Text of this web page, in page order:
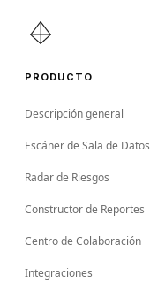
PRODUCTO
Descripción general
Escáner de Sala de Datos
Radar de Riesgos
Constructor de Reportes
Centro de Colaboración
Integraciones